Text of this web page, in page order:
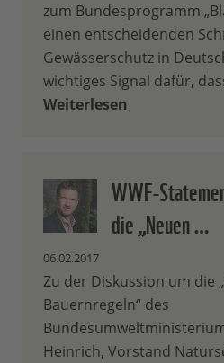
zum Bundesprogramm
einen entscheidenden
Gewässerschutz in
wichtiges Signal dafür,
Weiterlesen
WWF-
die „Neuen …
06.02.2017
Zu der Diskussion um die
Bauernregeln“ des
Heinrich, Vorstand